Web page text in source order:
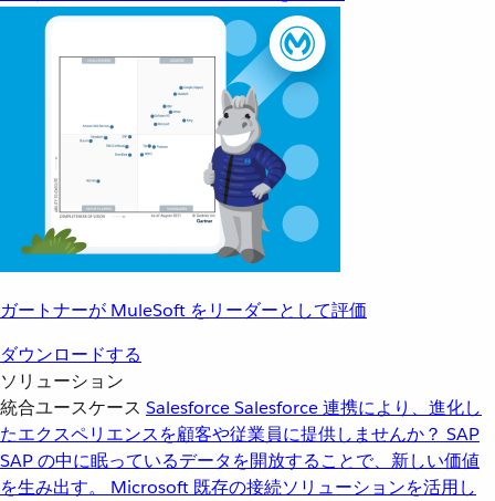
ガートナーが MuleSoft をリーダーとして評価
ダウンロードする
ソリューション
統合ユースケース SalesforceSalesforce 連携により、進化し
たエクスペリエンスを顧客や従業員に提供しませんか？ SAP
SAP の中に眠っているデータを開放することで、新しい価値
を生み出す。
Microsoft 既存の接続ソリューションを活用し